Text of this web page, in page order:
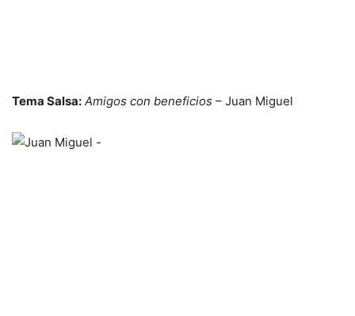
Tema Salsa: Amigos con beneficios – Juan Miguel